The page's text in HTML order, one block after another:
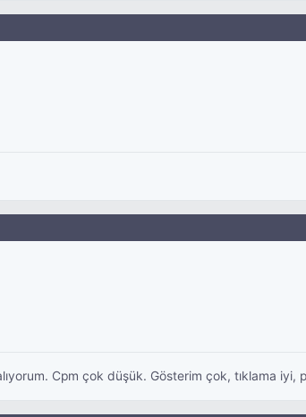
Cpm çok düşük. Gösterim çok, tıklama iyi,